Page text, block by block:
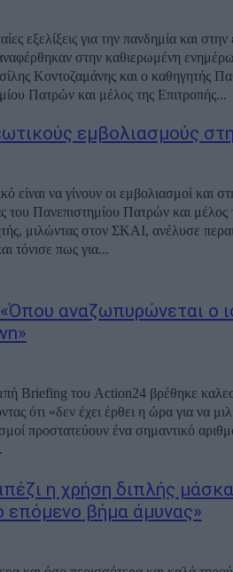
εξελίξεις για την πανδημία και
στην καθιερωμένη
Κοντοζαμάνης και ο καθηγητής
Πατρών και μέλος της Επιτροπής...
εμβολιασμούς
είναι να γίνουν οι εμβολιασμοί και
του Πανεπιστημίου Πατρών και
τόνισε πως για...
αναζωπυρώνεται ο
Briefing του Action24 βρέθηκε
ότι «δεν έχει έρθει η ώρα για να
προστατεύουν ένα σημαντικό
η χρήση διπλής
επόμενο βήμα άμυνας»